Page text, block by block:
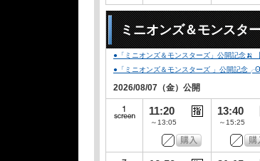
ミニオンズ＆モンスタ
●「ミニオンズ＆モンスターズ」公開記念🍌
●「ミニオンズ＆モンスターズ 」公開記念
2026/08/07（金）公開
11:20
～13:05
13:40
～15:25